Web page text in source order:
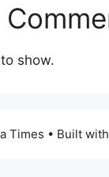
show.
Times • Built with